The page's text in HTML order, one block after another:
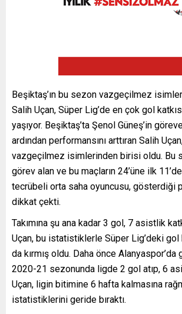
Beşiktaş’ın bu sezon vazgeçilmez
Salih Uçan, Süper Lig’de en çok gol
yaşıyor. Beşiktaş’ta Şenol Güneş’in
ardından performansını arttıran Salih
vazgeçilmez isimlerinden birisi oldu. Bu
görev alan ve bu maçların 24’üne ilk
tecrübeli orta saha oyuncusu, gösterdiği
dikkat çekti.
Takımına şu ana kadar 3 gol, 7 asistlik
Uçan, bu istatistiklerle Süper Lig’deki gol
da kırmış oldu. Daha önce Alanyaspor’da
2020-21 sezonunda ligde 2 gol atıp, 6
Uçan, ligin bitimine 6 hafta kalmasına
istatistiklerini geride bıraktı.